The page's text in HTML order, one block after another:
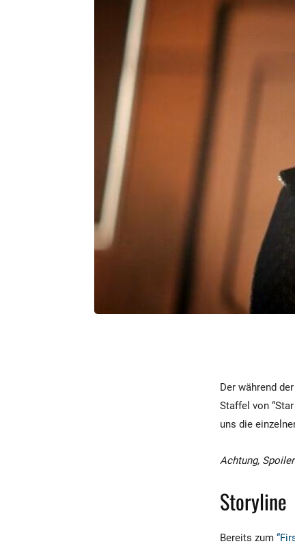
Der während
Staffel von
uns die
Achtung,
Storyline
Bereits zum